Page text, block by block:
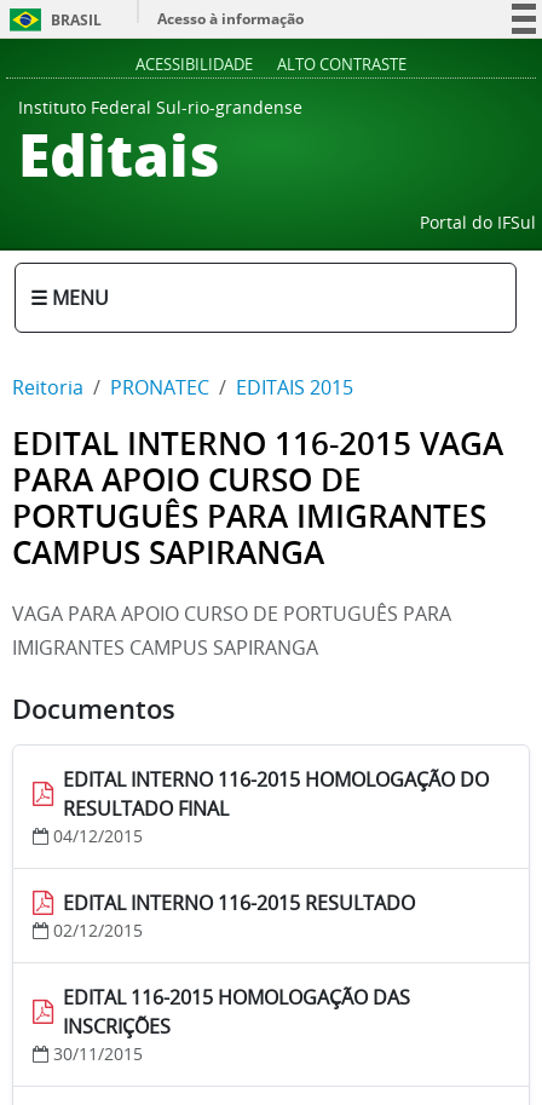
BRASIL
Acesso à informação
ACESSIBILIDADE ALTO CONTRASTE
Instituto Federal Sul-rio-grandense
Editais
Portal do IFSul
☰ MENU
Reitoria PRONATEC EDITAIS 2015
EDITAL INTERNO 116-2015 VAGA
PARA APOIO CURSO DE
PORTUGUÊS PARA IMIGRANTES
CAMPUS SAPIRANGA
VAGA PARA APOIO CURSO DE PORTUGUÊS PARA
IMIGRANTES CAMPUS SAPIRANGA
Documentos
EDITAL INTERNO 116-2015 HOMOLOGAÇÃO DO
RESULTADO FINAL
04/12/2015
EDITAL INTERNO 116-2015 RESULTADO
02/12/2015
EDITAL 116-2015 HOMOLOGAÇÃO DAS
INSCRIÇÕES
30/11/2015